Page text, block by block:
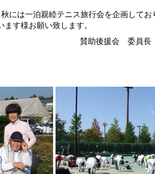
は一泊親睦テニス旅行会を企画してお
す様お願い致します。
賛助後援会 委